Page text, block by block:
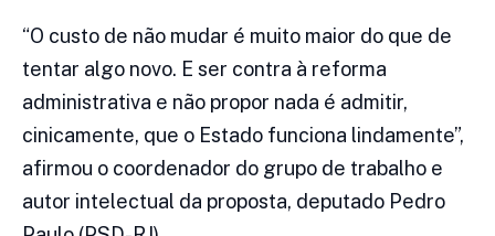
“O custo de não mudar é muito maior do que de
tentar algo novo. E ser contra à reforma
administrativa e não propor nada é admitir,
cinicamente, que o Estado funciona lindamente”,
afirmou o coordenador do grupo de trabalho e
autor intelectual da proposta, deputado Pedro